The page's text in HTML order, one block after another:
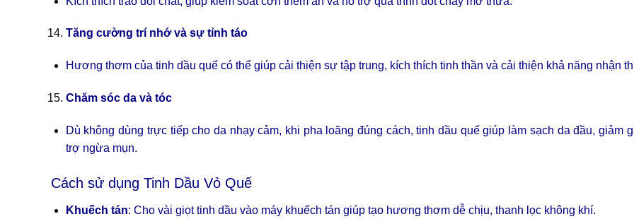
Tăng cường trí nhớ và sự tỉnh táo
Hương thơm của tinh dầu quế có thể giúp cải thiện sự tập trung, kích thích tinh thần và cải thiện khả năng nhận
Chăm sóc da và tóc
Dù không dùng trực tiếp cho da nhạy cảm, khi pha loãng đúng cách, tinh dầu quế giúp làm sạch da đầu, giảm
trợ ngừa mụn.
Cách sử dụng Tinh Dầu Vỏ Quế
Khuếch tán: Cho vài giọt tinh dầu vào máy khuếch tán giúp tạo hương thơm dễ chịu, thanh lọc không khí.